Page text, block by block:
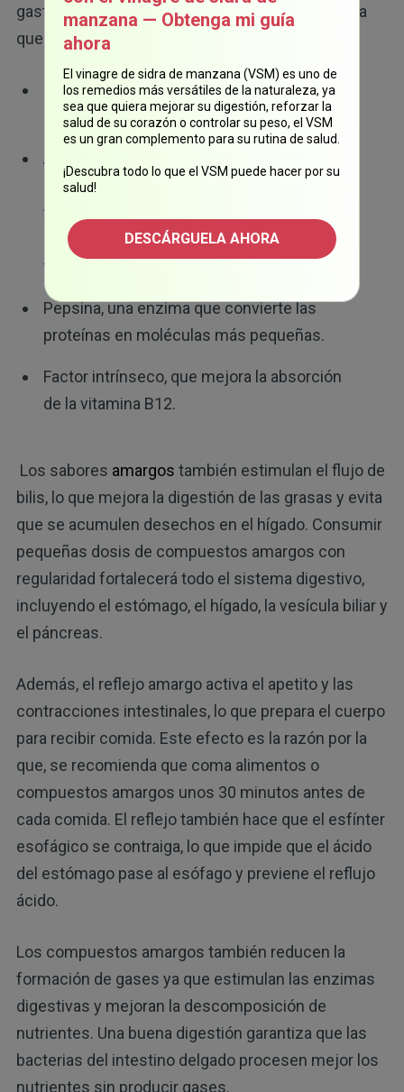
gastrina, una hormona que mejora la digestión, ya
que estimula secreción de:
12
Saliva, que inicia la descomposición de los
alimentos en la boca.
Ácido clorhídrico, que ayuda a digerir las
proteínas, mejora la absorción de minerales
y destruye los microbios dañinos, lo que
reduce el riesgo de enfermedades
transmitidas por los alimentos.
Pepsina, una enzima que convierte las
proteínas en moléculas más pequeñas.
Factor intrínseco, que mejora la absorción
de la vitamina B12.
Los sabores amargos también estimulan el flujo de
bilis, lo que mejora la digestión de las grasas y evita
que se acumulen desechos en el hígado. Consumir
pequeñas dosis de compuestos amargos con
regularidad fortalecerá todo el sistema digestivo,
incluyendo el estómago, el hígado, la vesícula biliar y
el páncreas.
Además, el reflejo amargo activa el apetito y las
contracciones intestinales, lo que prepara el cuerpo
para recibir comida. Este efecto es la razón por la
que, se recomienda que coma alimentos o
compuestos amargos unos 30 minutos antes de
cada comida. El reflejo también hace que el esfínter
esofágico se contraiga, lo que impide que el ácido
del estómago pase al esófago y previene el reflujo
ácido.
Los compuestos amargos también reducen la
formación de gases ya que estimulan las enzimas
digestivas y mejoran la descomposición de
nutrientes. Una buena digestión garantiza que las
bacterias del intestino delgado procesen mejor los
nutrientes sin producir gases.
manzana — Obtenga mi guía
ahora
El vinagre de sidra de manzana (VSM) es uno de
los remedios más versátiles de la naturaleza, ya
sea que quiera mejorar su digestión, reforzar la
salud de su corazón o controlar su peso, el VSM
es un gran complemento para su rutina de salud.
¡Descubra todo lo que el VSM puede hacer por su
salud!
DESCÁRGUELA AHORA